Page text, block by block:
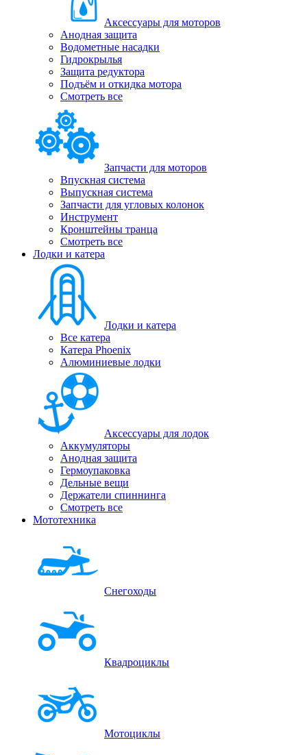
Аксессуары для моторов
Анодная защита
Водометные насадки
Гидрокрылья
Защита редуктора
Подъём и откидка мотора
Смотреть все
Запчасти для моторов
Впускная система
Выпускная система
Запчасти для угловых колонок
Инструмент
Кронштейны транца
Смотреть все
Лодки и катера
Лодки и катера
Все катера
Катера Phoenix
Алюминиевые лодки
Аксессуары для лодок
Аккумуляторы
Анодная защита
Гермоупаковка
Дельные вещи
Держатели спиннинга
Смотреть все
Мототехника
Снегоходы
Квадроциклы
Мотоциклы